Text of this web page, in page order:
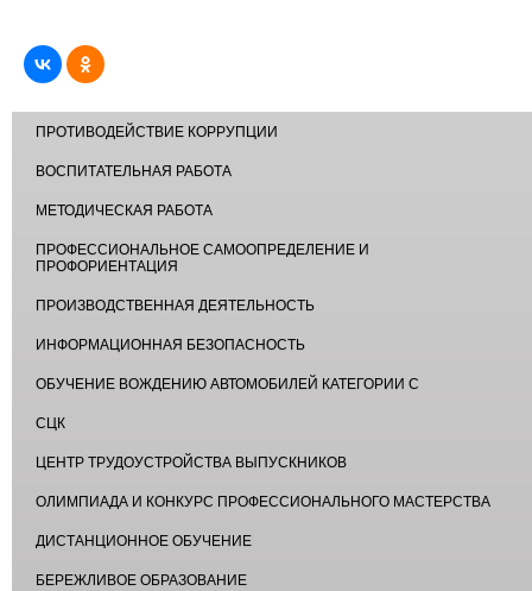
ПРОТИВОДЕЙСТВИЕ КОРРУПЦИИ
ВОСПИТАТЕЛЬНАЯ РАБОТА
МЕТОДИЧЕСКАЯ РАБОТА
ПРОФЕССИОНАЛЬНОЕ САМООПРЕДЕЛЕНИЕ И
ПРОФОРИЕНТАЦИЯ
ПРОИЗВОДСТВЕННАЯ ДЕЯТЕЛЬНОСТЬ
ИНФОРМАЦИОННАЯ БЕЗОПАСНОСТЬ
ОБУЧЕНИЕ ВОЖДЕНИЮ АВТОМОБИЛЕЙ КАТЕГОРИИ С
СЦК
ЦЕНТР ТРУДОУСТРОЙСТВА ВЫПУСКНИКОВ
ОЛИМПИАДА И КОНКУРС ПРОФЕССИОНАЛЬНОГО МАСТЕРСТВА
ДИСТАНЦИОННОЕ ОБУЧЕНИЕ
БЕРЕЖЛИВОЕ ОБРАЗОВАНИЕ